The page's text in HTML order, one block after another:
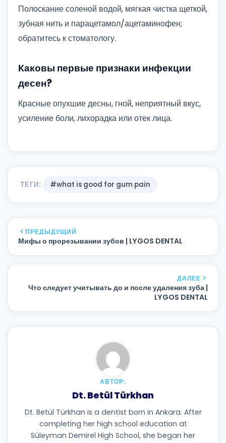
Полоскание соленой водой, мягкая чистка щеткой,
зубная нить и парацетамол/ацетаминофен;
обратитесь к стоматологу.
Каковы первые признаки инфекции
десен?
Красные опухшие десны, гной, неприятный вкус,
усиление боли, лихорадка или отек лица.
ТЕГИ: #what is good for gum pain
ПРЕДЫДУЩИЙ
Мифы о прорезывании зубов | LYGOS DENTAL
ДАЛЕЕ
Что следует учитывать до и после удаления зуба |
LYGOS DENTAL
АВТОР:
Dt. Betül Türkhan
Dt. Betül Türkhan is a dentist born in Ankara. After
completing her high school education at
Süleyman Demirel High School, she began her